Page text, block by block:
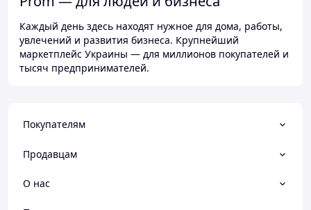
Каждый день здесь находят нужное для дома, работы,
увлечений и развития бизнеса. Крупнейший
маркетплейс Украины — для миллионов покупателей и
тысяч предпринимателей.
Покупателям
Продавцам
О нас